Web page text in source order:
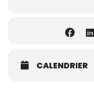
CALENDRIER